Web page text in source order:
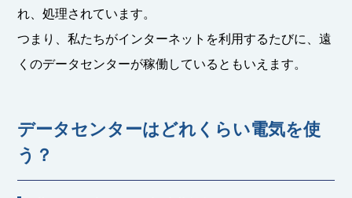
れ、処理されています。
つまり、私たちがインターネットを利用するたびに、遠
くのデータセンターが稼働しているともいえます。
データセンターはどれくらい電気を使
う？